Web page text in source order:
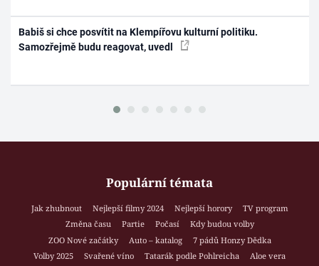
Babiš si chce posvítit na Klempířovu kulturní politiku.
Samozřejmě budu reagovat, uvedl
Populární témata
Jak zhubnout Nejlepší filmy 2024 Nejlepší horory
TV program
Změna času
Partie Počasí
Kdy budou volby
ZOO Nové začátky
Auto – katalog
7 pádů Honzy Dědka
Volby 2025
Svařené víno Tatarák podle Pohlreicha
Aloe vera